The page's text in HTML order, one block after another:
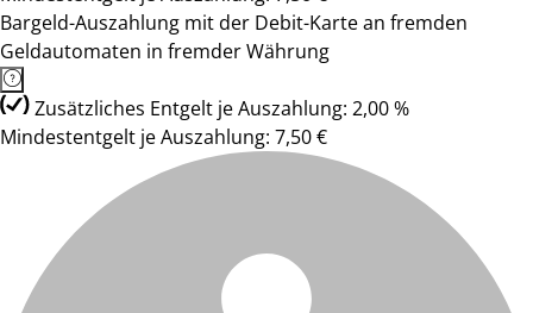
Bargeld-Auszahlung mit der Debit-Karte an fremden
Geldautomaten in fremder Währung
Zusätzliches Entgelt je Auszahlung: 2,00 %
Mindestentgelt je Auszahlung: 7,50 €